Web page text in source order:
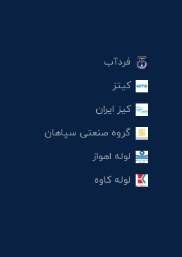
فردآب
کیتز
کیز ایران
گروه صنعتی سپاهان
لوله اهواز
لوله کاوه